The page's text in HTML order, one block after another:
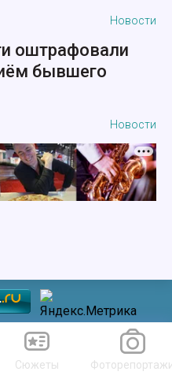
Новости
оштрафовали
бывшего
Новости
Сюжеты